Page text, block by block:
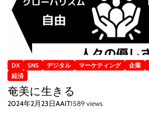
DX SNS デジタル マーケティング 企業
経済
奄美に生きる
2024年2月23日AAIT1589 views